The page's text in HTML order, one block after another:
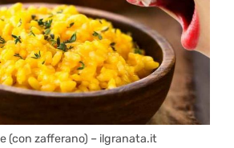
(con zafferano) – ilgranata.it